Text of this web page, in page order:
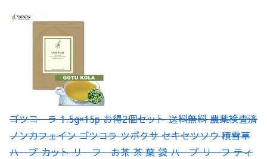
ゴツコーラ 1.5g×15p お得2個セット 送料無料 農薬検査済
ノンカフェイン ゴツコラ ツボクサ セキセツソウ 積雪草
ハーブ カット リーフ お茶 茶 葉 袋 ハーブ リーフ ティ